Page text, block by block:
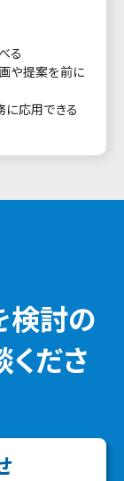
る
や提案を前に
に応用できる
討の
ださ